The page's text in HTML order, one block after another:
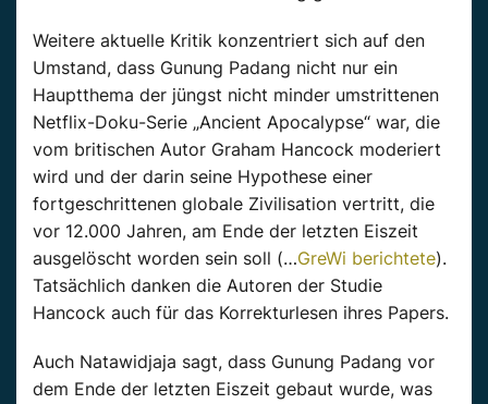
Weitere aktuelle Kritik konzentriert sich auf den
Umstand, dass Gunung Padang nicht nur ein
Hauptthema der jüngst nicht minder umstrittenen
Netflix-Doku-Serie „Ancient Apocalypse“ war, die
vom britischen Autor Graham Hancock moderiert
wird und der darin seine Hypothese einer
fortgeschrittenen globale Zivilisation vertritt, die
vor 12.000 Jahren, am Ende der letzten Eiszeit
ausgelöscht worden sein soll (…GreWi berichtete).
Tatsächlich danken die Autoren der Studie
Hancock auch für das Korrekturlesen ihres Papers.
Auch Natawidjaja sagt, dass Gunung Padang vor
dem Ende der letzten Eiszeit gebaut wurde, was